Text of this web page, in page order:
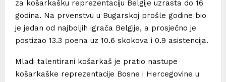
za košarkašku reprezentaciju Belgije uzrasta do 16
godina. Na prvenstvu u Bugarskoj prošle godine bio
je jedan od najboljih igrača Belgije, a prosječno je
postizao 13.3 poena uz 10.6 skokova i 0.9 asistencija.
Mladi talentirani košarkaš je pratio nastupe
košarkaške reprezentacije Bosne i Hercegovine u